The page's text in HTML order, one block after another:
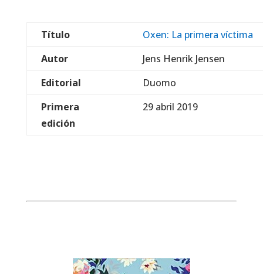
Título
Oxen: La primera víctima
Autor
Jens Henrik Jensen
Editorial
Duomo
Primera
edición
29 abril 2019